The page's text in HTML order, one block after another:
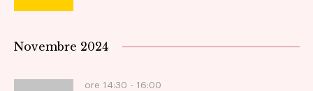
Novembre 2024
ore 14:30 - 16:00